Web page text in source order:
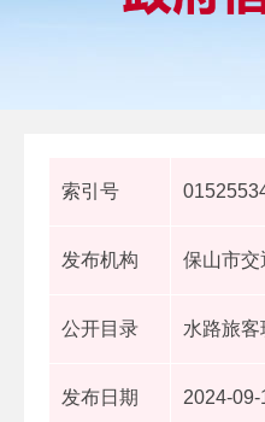
索引号
发布机构 保山市交
公开目录 水路旅客
发布日期 2024-09-